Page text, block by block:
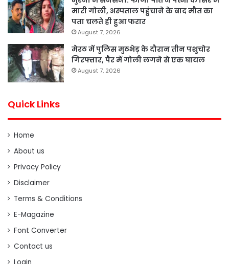
मारी गोली, अस्पताल पहुंचाने के बाद मौत का
पता चलते ही हुआ फरार
August 7, 2026
मेरठ में पुलिस मुठभेड़ के दौरान तीन पशुचोर
गिरफ्तार, पैर में गोली लगने से एक घायल
August 7, 2026
Quick Links
Home
About us
Privacy Policy
Disclaimer
Terms & Conditions
E-Magazine
Font Converter
Contact us